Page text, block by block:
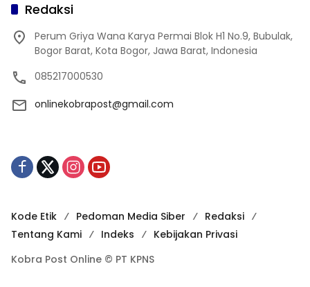
Redaksi
Perum Griya Wana Karya Permai Blok H1 No.9, Bubulak,
Bogor Barat, Kota Bogor, Jawa Barat, Indonesia
085217000530
onlinekobrapost@gmail.com
Kode Etik Pedoman Media Siber
Redaksi
Tentang Kami
Indeks
Kebijakan Privasi
Kobra Post Online © PT KPNS